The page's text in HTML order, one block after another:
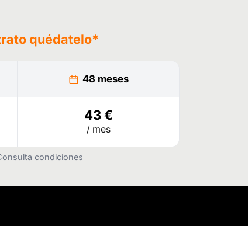
quédatelo*
48 meses
43 €
/ mes
condiciones